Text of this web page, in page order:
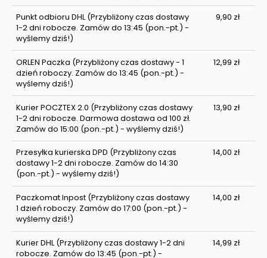
Punkt odbioru DHL(Przybliżony czas dostawy
1-2 dni robocze. Zamów do 13:45 (pon.-pt.) -
wyślemy dziś!)
9,90 zł
ORLEN Paczka (Przybliżony czas dostawy - 1
dzień roboczy. Zamów do 13:45 (pon.-pt.) -
wyślemy dziś!)
12,99 zł
Kurier POCZTEX 2.0 (Przybliżony czas dostawy
1-2 dni robocze. Darmowa dostawa od 100 zł.
Zamów do 15:00 (pon.-pt.) - wyślemy dziś!)
13,90 zł
Przesyłka kurierska DPD (Przybliżony czas
dostawy 1-2 dni robocze. Zamów do 14:30
(pon.-pt.) - wyślemy dziś!)
14,00 zł
Paczkomat Inpost(Przybliżony czas dostawy
1 dzień roboczy. Zamów do 17:00 (pon.-pt.) -
wyślemy dziś!)
14,00 zł
Kurier DHL(Przybliżony czas dostawy 1-2 dni
robocze. Zamów do 13:45 (pon.-pt.) -
14,99 zł